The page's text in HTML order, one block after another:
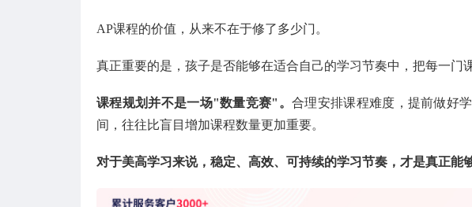
AP课程的价值，从来不在于修了多少门。
真正重要的是，孩子是否能够在适合自己的学习节奏中，把每一门
课程规划并不是一场"数量竞赛"。 合理安排课程难度，提前做好
间，往往比盲目增加课程数量更加重要。
对于美高学习来说，稳定、高效、可持续的学习节奏，才是真正能